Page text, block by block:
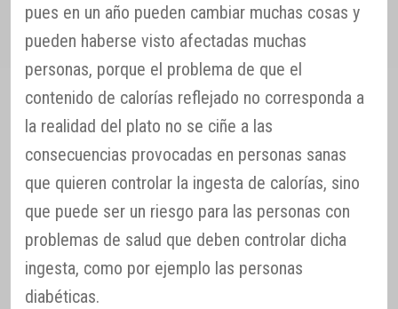
pues en un año pueden cambiar muchas cosas y
pueden haberse visto afectadas muchas
personas, porque el problema de que el
contenido de calorías reflejado no corresponda a
la realidad del plato no se ciñe a las
consecuencias provocadas en personas sanas
que quieren controlar la ingesta de calorías, sino
que puede ser un riesgo para las personas con
problemas de salud que deben controlar dicha
ingesta, como por ejemplo las personas
diabéticas.